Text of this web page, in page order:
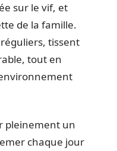
sur le vif, et
de la famille.
tissent
tout en
pleinement un
chaque jour